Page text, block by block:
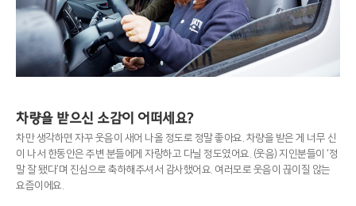
차량을 받으신 소감이 어떠세요?
차만 생각하면 자꾸 웃음이 새어 나올 정도로 정말 좋아요. 차량을 받은 게 너무 신
이 나서 한동안은 주변 분들에게 자랑하고 다닐 정도였어요. (웃음) 지인분들이 ‘정
말 잘 됐다’며 진심으로 축하해주셔서 감사했어요. 여러모로 웃음이 끊이질 않는
요즘이에요.